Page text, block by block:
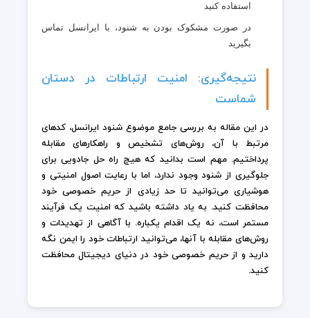
استفاده کنید
در صورت مشکوک بودن به شنود، با ایرانسل تماس
بگیرید
نتیجه‌گیری: امنیت ارتباطات در دستان
شماست
در این مقاله به بررسی جامع موضوع شنود ایرانسل، کدهای
مرتبط با آن، روش‌های تشخیص و راهکارهای مقابله
پرداختیم. مهم است بدانید که هیچ راه حل جادویی برای
جلوگیری از شنود وجود ندارد، اما با رعایت اصول امنیتی و
هوشیاری می‌توانید تا حد زیادی از حریم خصوصی خود
محافظت کنید. به یاد داشته باشید که امنیت یک فرآیند
مستمر است، نه یک اقدام یکباره. با آگاهی از تهدیدات و
روش‌های مقابله با آنها، می‌توانید ارتباطات خود را ایمن نگه
دارید و از حریم خصوصی خود در دنیای دیجیتال محافظت
کنید.